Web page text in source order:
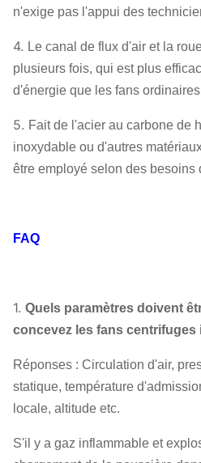
Fan centrifuge
Système
cône d'entrée
d'air,
d'entrée d'air
Rapport
Bâti de
compensateur
silencieux,
amortisseur,
n'exige pas l'appui des
4. Le canal de flux d'air et la
plusieurs fois, qui est plus
d'énergie que les fans
5. Fait de l'acier au carbone de
inoxydable ou d'autres
être employé selon des besoins
FAQ
1. Quels paramètres doivent
concevez les fans centrifuges
Réponses : Circulation d'air,
statique, température
locale, altitude etc.
S'il y a gaz inflammable et